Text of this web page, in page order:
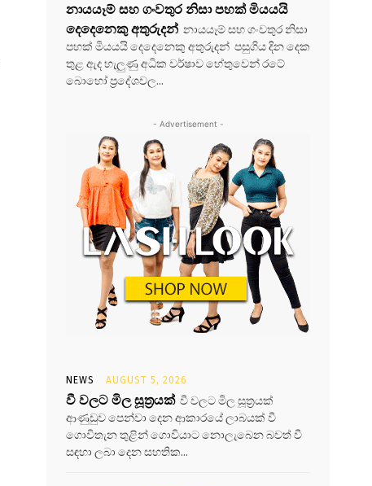
නායයෑම් සහ ගංවතුර නිසා පහක් මියයයි
දෙදෙනෙකු අතුරුදන් නායයෑම් සහ ගංවතුර නිසා
පහක් මියයයි දෙදෙනෙකු අතුරුදන් පසුගිය දින දෙක
තුළ ඇද හැලුණු අධික වර්ෂාව හේතුවෙන් රටේ
බොහෝ ප්‍රදේශවල...
- Advertisement -
NEWS AUGUST 5, 2026
වී වලට මිල සූත්‍රයක් වී වලට මිල සූත්‍රයක්
ආණුඩුව පෙන්වා දෙන ආකාරයේ ලාබයක් වී
ගොවිතැන තුළින් ගොවියාට නොලැබෙන බවත් වී
සඳහා ලබා දෙන සහතික...